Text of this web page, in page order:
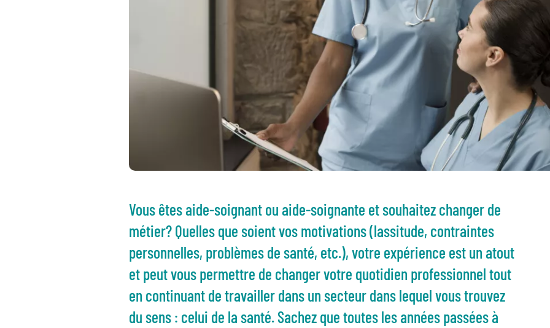
Vous êtes aide-soignant ou aide-soignante et souhaitez changer de
métier? Quelles que soient vos motivations (lassitude, contraintes
personnelles, problèmes de santé, etc.), votre expérience est un atout
et peut vous permettre de changer votre quotidien professionnel tout
en continuant de travailler dans un secteur dans lequel vous trouvez
du sens : celui de la santé. Sachez que toutes les années passées à